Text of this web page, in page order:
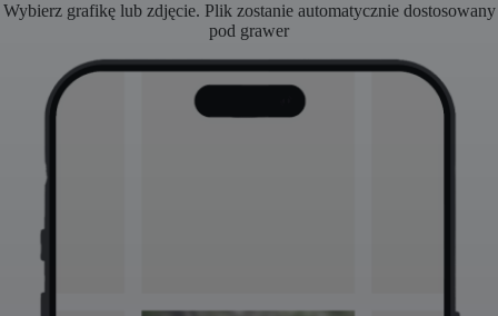
Wybierz grafikę lub zdjęcie. Plik zostanie automatycznie dostosowany
pod grawer